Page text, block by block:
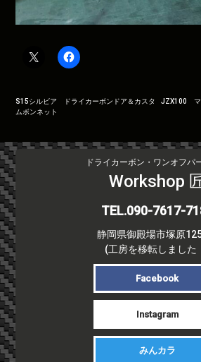
投
稿
ビ
ゲ
ー
シ
ョ
ン
S15シルビア ドライカーボンドア＆カスタ
ムボンネット
JZX100 マ
ドライカーボン・ワンオフパ
Workshop
TEL.090-7617-
静岡県御殿場市塚原
(工房を移転しました
Facebook
Instagram
みんカラ